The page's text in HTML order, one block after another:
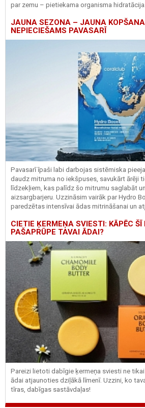
par zemu – pietiekama organisma hidratācija.
JAUNA SEZONA – JAUNA
NEPIECIEŠAMS PAVASARĪ
Pavasarī īpaši labi darbojas sistēmiska
daudz mitruma no iekšpuses, savukārt ārēji
līdzekļiem, kas palīdz šo mitrumu saglabāt
aizsargbarjeru. Uzzināsim vairāk parHydro
paredzētas intensīvai ādas mitrināšanai un
CIETIE ĶERMEŅA SVIESTI: KĀPĒC
PAŠAPRŪPE TAVAI ĀDAI?
Pareizi lietoti dabīgie ķermeņa sviesti ne
ādai atjaunoties dziļākā līmenī. Uzzini, ko
tīras, dabīgas sastāvdaļas!